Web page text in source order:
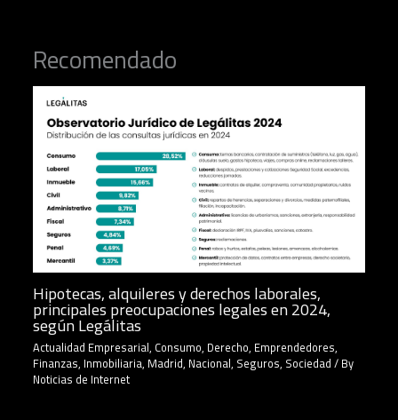
Recomendado
Hipotecas, alquileres y derechos laborales,
principales preocupaciones legales en 2024,
según Legálitas
Actualidad Empresarial, Consumo, Derecho, Emprendedores,
Finanzas, Inmobiliaria, Madrid, Nacional, Seguros, Sociedad/ By
Noticias de Internet